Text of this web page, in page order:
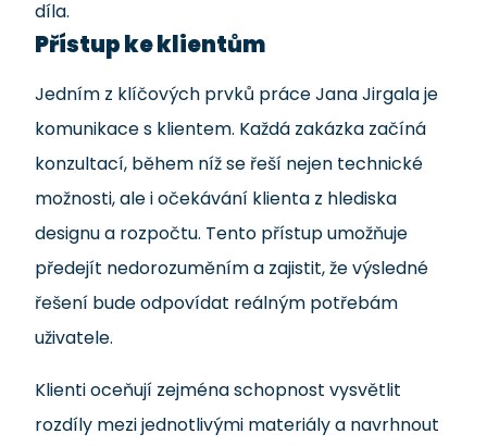
díla.
Přístup ke klientům
Jedním z klíčových prvků práce Jana Jirgala je
komunikace s klientem. Každá zakázka začíná
konzultací, během níž se řeší nejen technické
možnosti, ale i očekávání klienta z hlediska
designu a rozpočtu. Tento přístup umožňuje
předejít nedorozuměním a zajistit, že výsledné
řešení bude odpovídat reálným potřebám
uživatele.
Klienti oceňují zejména schopnost vysvětlit
rozdíly mezi jednotlivými materiály a navrhnout